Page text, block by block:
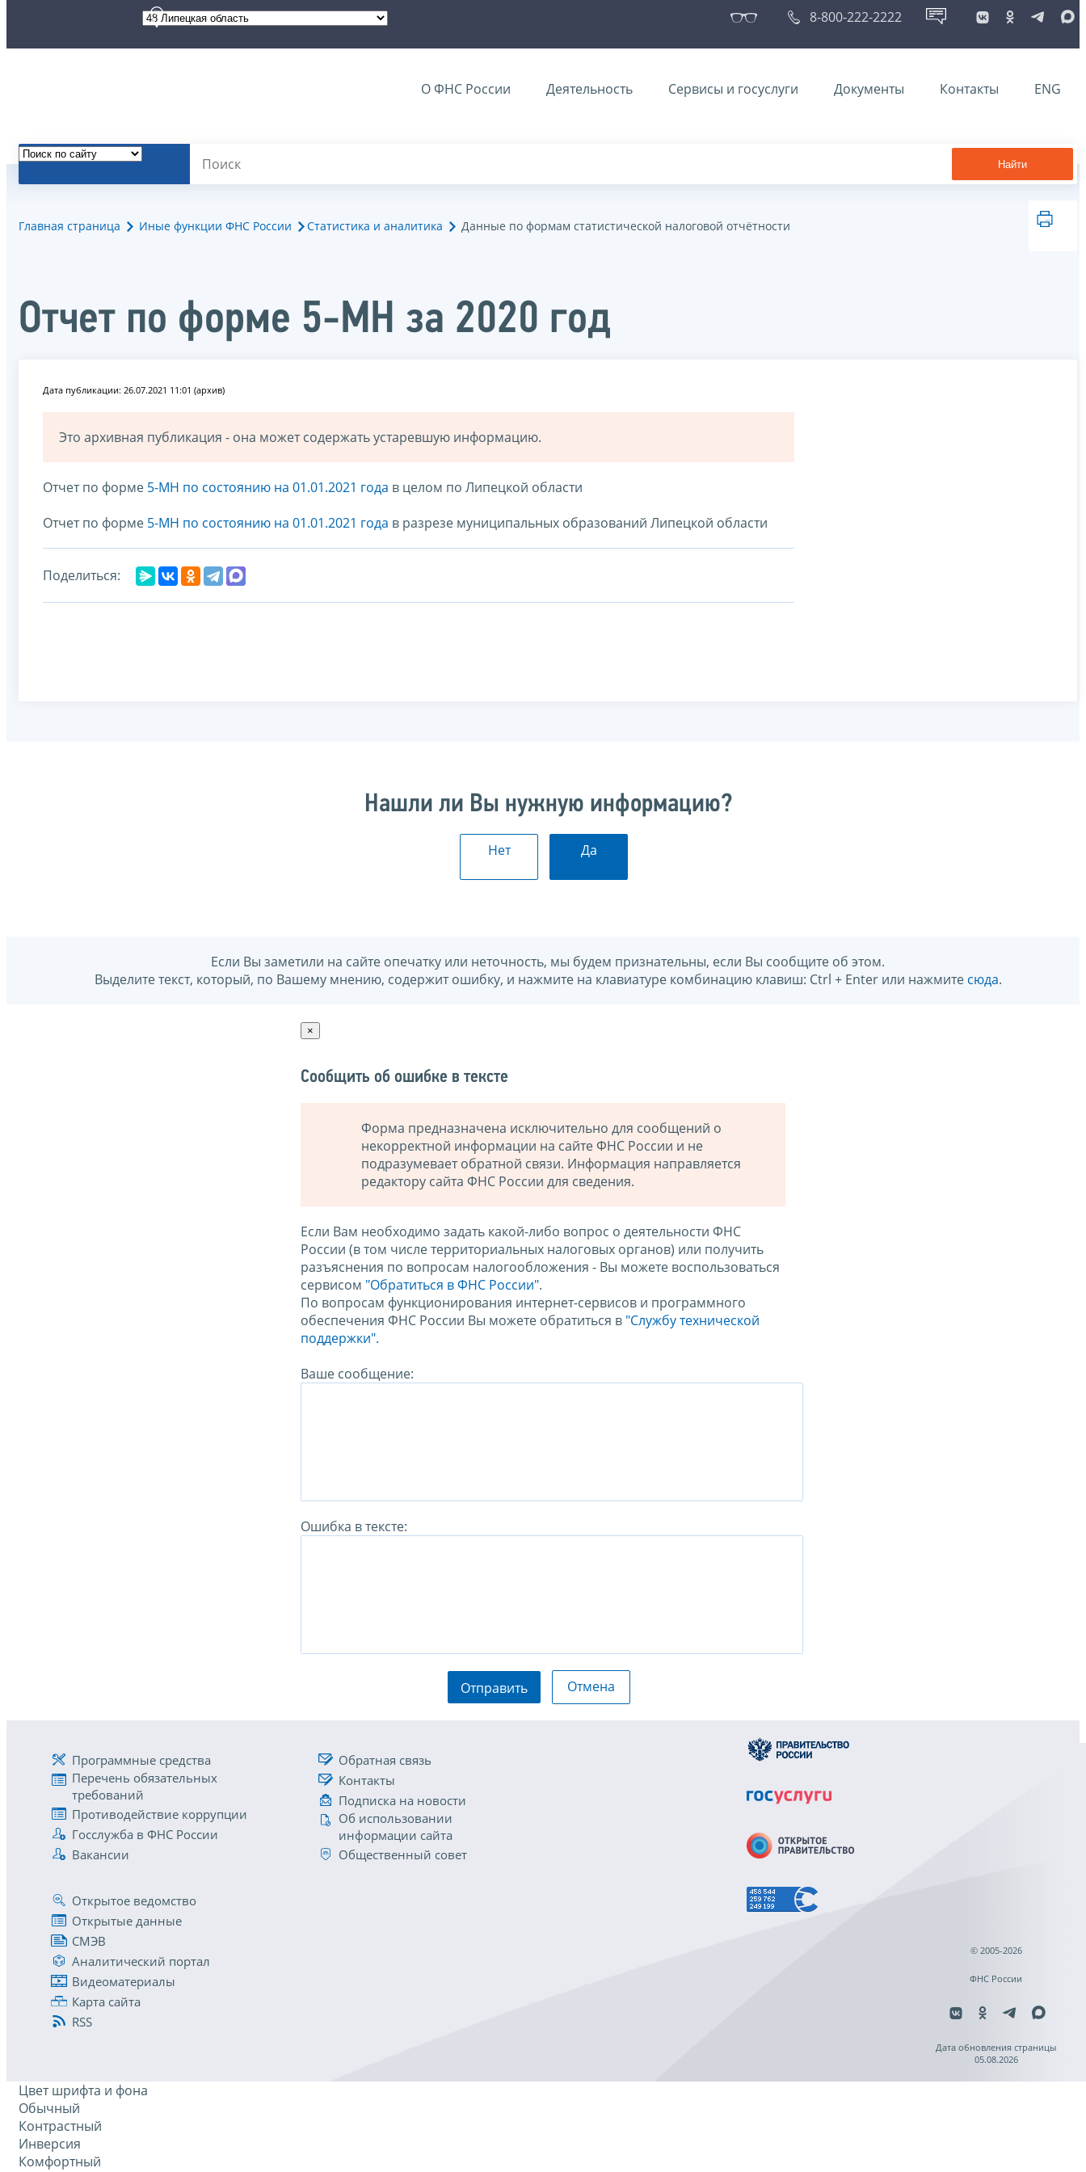
8-800-222-2222
О ФНС России Деятельность Сервисы и госуслуги Документы Контакты ENG
Найти
Главная страница Иные функции ФНС России Статистика и аналитика Данные по формам статистической налоговой отчётности
Отчет по форме 5-МН за 2020 год
Дата публикации: 26.07.2021 11:01 (архив)
Это архивная публикация - она может содержать устаревшую информацию.
Отчет по форме 5-МН по состоянию на 01.01.2021 года в целом по Липецкой области
Отчет по форме 5-МН по состоянию на 01.01.2021 года в разрезе муниципальных образований Липецкой области
Поделиться:
Нашли ли Вы нужную информацию?
Нет Да
Если Вы заметили на сайте опечатку или неточность, мы будем признательны, если Вы сообщите об этом.
Выделите текст, который, по Вашему мнению, содержит ошибку, и нажмите на клавиатуре комбинацию клавиш: Ctrl + Enter или нажмите сюда.
×
Сообщить об ошибке в тексте
Форма предназначена исключительно для сообщений о
некорректной информации на сайте ФНС России и не
подразумевает обратной связи. Информация направляется
редактору сайта ФНС России для сведения.
Если Вам необходимо задать какой-либо вопрос о деятельности ФНС
России (в том числе территориальных налоговых органов) или получить
разъяснения по вопросам налогообложения - Вы можете воспользоваться
сервисом "Обратиться в ФНС России".
По вопросам функционирования интернет-сервисов и программного
обеспечения ФНС России Вы можете обратиться в "Службу технической
поддержки".
Ваше сообщение:
Ошибка в тексте:
Отправить Отмена
Программные средства
Перечень обязательных
требований
Противодействие коррупции
Госслужба в ФНС России
Вакансии
Обратная связь
Контакты
Подписка на новости
Об использовании
информации сайта
Общественный совет
Открытое ведомство
Открытые данные
СМЭВ
Аналитический портал
Видеоматериалы
Карта сайта
RSS
© 2005-2026
ФНС России
Дата обновления страницы
05.08.2026
Цвет шрифта и фона
Обычный
Контрастный
Инверсия
Комфортный